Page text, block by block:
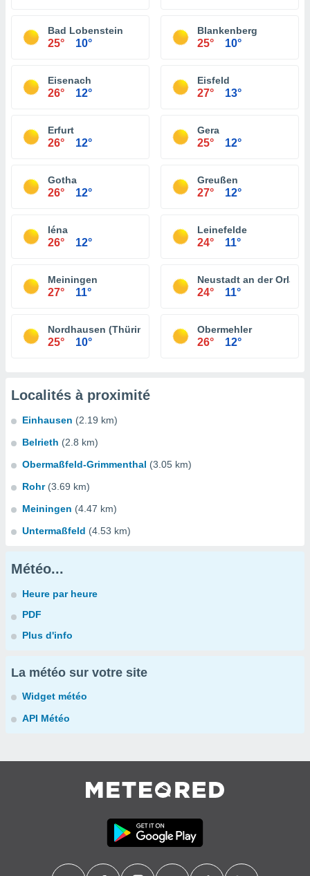
Bad Lobenstein
25° 10°
Blankenberg
25° 10°
Eisenach
26° 12°
Eisfeld
27° 13°
Erfurt
26° 12°
Gera
25° 12°
Gotha
26° 12°
Greußen
27° 12°
Iéna
26° 12°
Leinefelde
24° 11°
Meiningen
27° 11°
Neustadt an der Orla
24° 11°
Nordhausen (Thüringen)
25° 10°
Obermehler
26° 12°
Localités à proximité
Einhausen (2.19 km)
Belrieth (2.8 km)
Obermaßfeld-Grimmenthal (3.05 km)
Rohr (3.69 km)
Meiningen (4.47 km)
Untermaßfeld (4.53 km)
Météo...
Heure par heure
PDF
Plus d'info
La météo sur votre site
Widget météo
API Météo